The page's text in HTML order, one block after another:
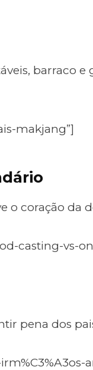
barraco
makjang”]
o coração da
casting-vs-
pena dos